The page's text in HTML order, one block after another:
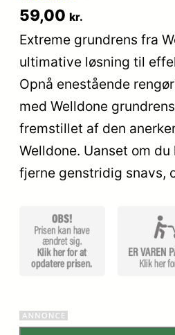
Bedømt
som
ud af 5
baseret på
103
kundebedø
59,00 kr.
Extreme grundrens fra
ultimative løsning til
Opnå enestående
med Welldone
fremstillet af den
Welldone. Uanset om
fjerne genstridig snavs,